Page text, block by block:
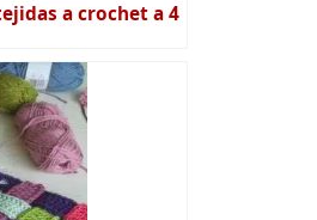
a crochet a 4